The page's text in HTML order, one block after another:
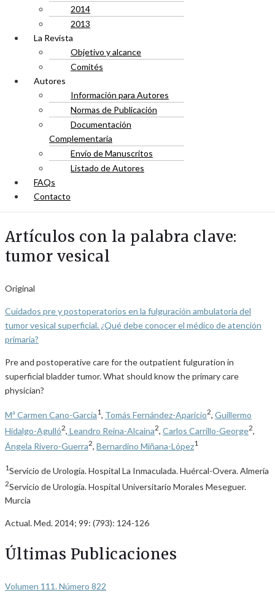
2014
2013
La Revista
Objetivo y alcance
Comités
Autores
Información para Autores
Normas de Publicación
Documentación
Complementaria
Envío de Manuscritos
Listado de Autores
FAQs
Contacto
Artículos con la palabra clave:
tumor vesical
Original
Cuidados pre y postoperatorios en la fulguración ambulatoria del
tumor vesical superficial. ¿Qué debe conocer el médico de atención
primaria?
Pre and postoperative care for the outpatient fulguration in
superficial bladder tumor. What should know the primary care
physician?
Mª Carmen Cano-García1, Tomás Fernández-Aparicio2, Guillermo
Hidalgo-Agulló2 Leandro Reina-Alcaina2 Carlos Carrillo-George2
Ángela Rivero-Guerra2, Bernardino Miñana-López1
1Servicio de Urología. Hospital La Inmaculada. Huércal-Overa. Almería
2Servicio de Urología. Hospital Universitario Morales Meseguer.
Murcia
Actual. Med. 2014; 99: (793): 124-126
Últimas Publicaciones
Volumen 111. Número 822